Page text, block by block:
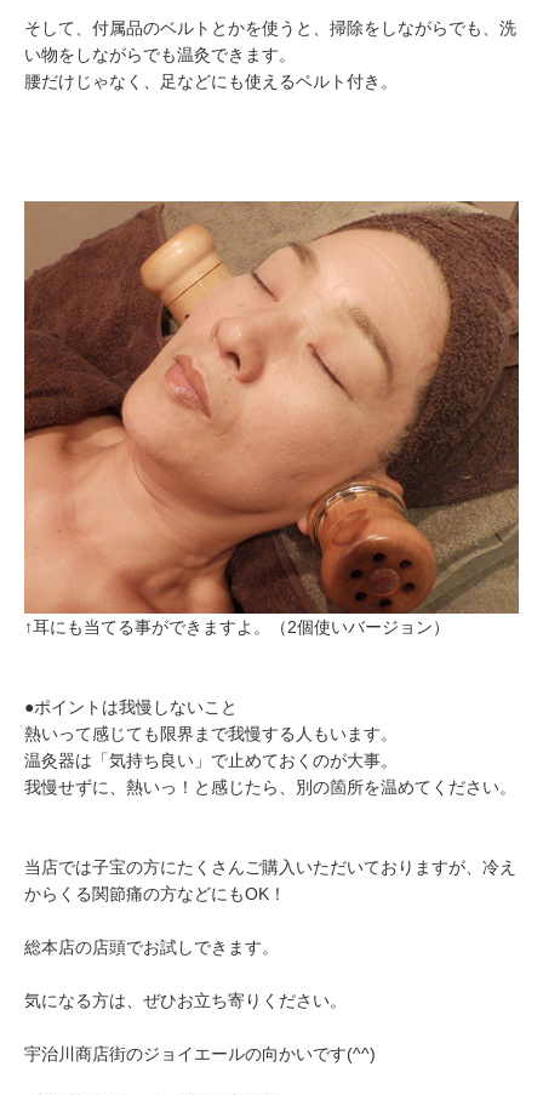
そして、付属品のベルトとかを使うと、掃除をしながらでも、洗
い物をしながらでも温灸できます。
腰だけじゃなく、足などにも使えるベルト付き。
↑耳にも当てる事ができますよ。（2個使いバージョン）
●ポイントは我慢しないこと
熱いって感じても限界まで我慢する人もいます。
温灸器は「気持ち良い」で止めておくのが大事。
我慢せずに、熱いっ！と感じたら、別の箇所を温めてください。
当店では子宝の方にたくさんご購入いただいておりますが、冷え
からくる関節痛の方などにもOK！
総本店の店頭でお試しできます。
気になる方は、ぜひお立ち寄りください。
宇治川商店街のジョイエールの向かいです(^^)